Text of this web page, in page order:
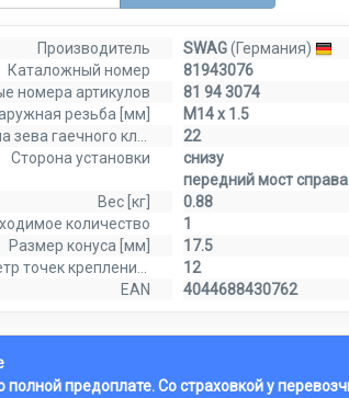
Производитель SWAG(Германия)
Каталожный номер
81943076
номера артикулов
81 94 3074
резьба [мм]
M14 x 1.5
22
Сторона установки
снизу
передний мост справа
Вес [кг]
0.88
количество
1
Размер конуса [мм]
17.5
12
EAN
4044688430762
предоплате. Со страховкой у